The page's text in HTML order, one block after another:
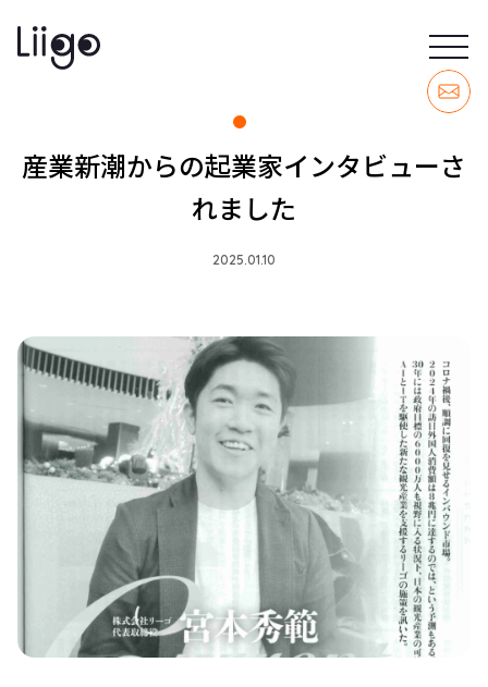
産業新潮からの起業家インタビューさ
れました
2025.01.10